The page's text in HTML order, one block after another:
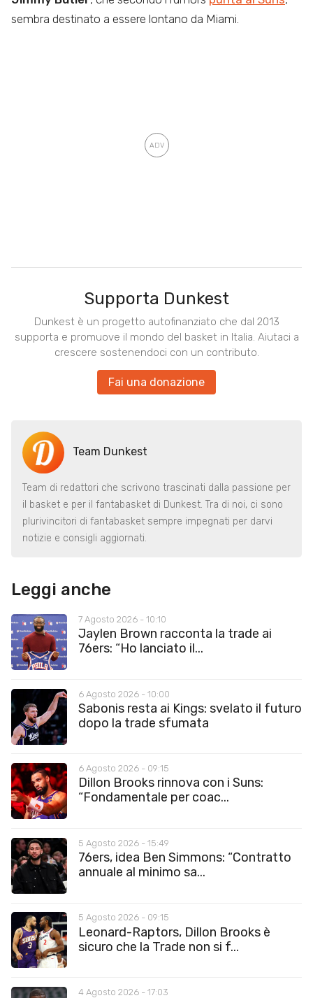
sembra destinato a essere lontano da Miami.
Supporta Dunkest
Dunkest è un progetto autofinanziato che dal 2013
supporta e promuove il mondo del basket in Italia. Aiutaci a
crescere sostenendoci con un contributo.
Fai una donazione
Team Dunkest
Team di redattori che scrivono trascinati dalla passione per
il basket e per il fantabasket di Dunkest. Tra di noi, ci sono
plurivincitori di fantabasket sempre impegnati per darvi
notizie e consigli aggiornati.
Leggi anche
7 Agosto 2026 - 10:10
Jaylen Brown racconta la trade ai
76ers: “Ho lanciato il...
6 Agosto 2026 - 10:00
Sabonis resta ai Kings: svelato il futuro
dopo la trade sfumata
6 Agosto 2026 - 09:15
Dillon Brooks rinnova con i Suns:
“Fondamentale per coac...
5 Agosto 2026 - 15:49
76ers, idea Ben Simmons: “Contratto
annuale al minimo sa...
5 Agosto 2026 - 09:15
Leonard-Raptors, Dillon Brooks è
sicuro che la Trade non si f...
4 Agosto 2026 - 17:03